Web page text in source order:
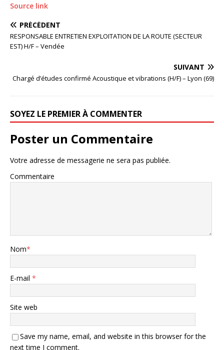
Source link
PRÉCÉDENT
RESPONSABLE ENTRETIEN EXPLOITATION DE LA ROUTE (SECTEUR
EST) H/F – Vendée
SUIVANT
Chargé d’études confirmé Acoustique et vibrations (H/F) – Lyon (69)
SOYEZ LE PREMIER À COMMENTER
Poster un Commentaire
Votre adresse de messagerie ne sera pas publiée.
Commentaire
Nom*
E-mail *
Site web
Save my name, email, and website in this browser for the
next time I comment.